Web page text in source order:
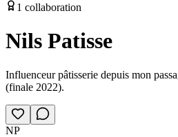
1 collaboration
Nils Patisse
Influenceur pâtisserie depuis mon
(finale 2022).
NP